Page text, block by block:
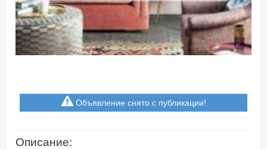
Объявление снято с публикации!
Описание: